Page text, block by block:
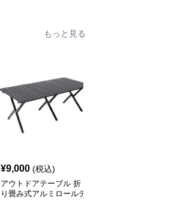
もっと見る
¥9,000 (税込)
アウトドアテーブル 折
り畳み式アルミロールテ